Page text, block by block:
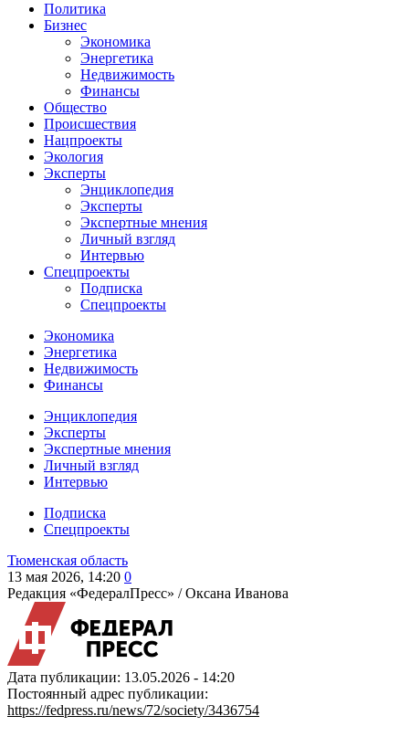
Политика
Бизнес
Экономика
Энергетика
Недвижимость
Финансы
Общество
Происшествия
Нацпроекты
Экология
Эксперты
Энциклопедия
Эксперты
Экспертные мнения
Личный взгляд
Интервью
Спецпроекты
Подписка
Спецпроекты
Экономика
Энергетика
Недвижимость
Финансы
Энциклопедия
Эксперты
Экспертные мнения
Личный взгляд
Интервью
Подписка
Спецпроекты
Тюменская область
13 мая 2026, 14:20 0
Редакция «ФедералПресс» /Оксана Иванова
Дата публикации: 13.05.2026 - 14:20
Постоянный адрес публикации:
https://fedpress.ru/news/72/society/3436754